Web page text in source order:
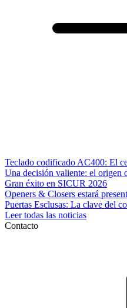
Teclado codificado AC400: El
Una decisión valiente: el origen
Gran éxito en SICUR 2026
Openers & Closers estará
Puertas Esclusas: La clave del
Leer todas las noticias
Contacto